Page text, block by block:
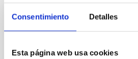
Consentimiento Detalles
Esta página web usa cookies
Anexo III Solicitud BV